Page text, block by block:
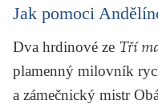
Jak pomoci
Dva hrdinové ze Tří
plamenný milovník
a zámečnický mistr